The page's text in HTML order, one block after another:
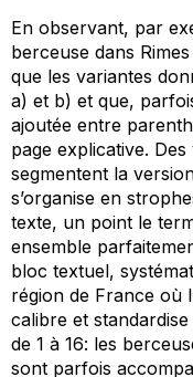
En observant, par
berceuse dans
que les variantes
a) et b) et que,
ajoutée entre
page explicative.
segmentent la
s’organise en
texte, un point le
ensemble
bloc textuel,
région de France où
calibre et
de 1 à 16: les
sont parfois